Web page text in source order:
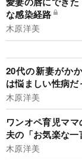
な感染経路
木原洋美
20代の新妻がか
は悩ましい性病だ
木原洋美
ワンオペ育児ママ
夫の「お気楽な一
木原洋美